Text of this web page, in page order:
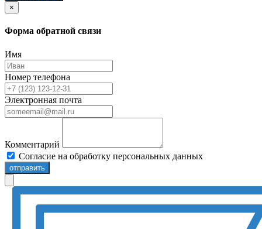
×
Форма обратной связи
Имя
Номер телефона
Электронная почта
Комментарий
Согласие на обработку персональных данных
отправить